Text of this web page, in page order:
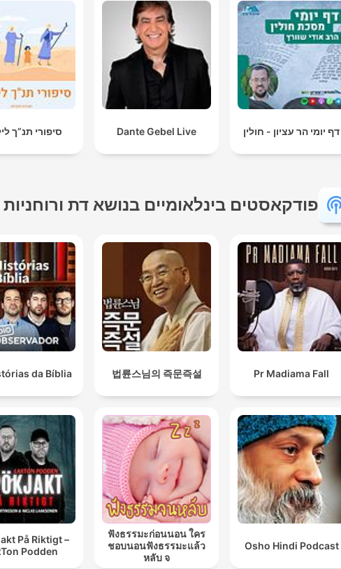
דף יומי הר עציון - חולין Dante Gebel Live סיפורי תנ”ך
פודקאסטים בינלאומיים בנושא דת ורוחניות
Pr Madiama Fall
법륜스님의 즉문즉설
da Bíblia
Osho Hindi Podcast
ฟังธรรมะก่อนนอน ใคร
ชอบนอนฟังธรรมะแล้ว
หลับ จ
På Riktigt –
Podden